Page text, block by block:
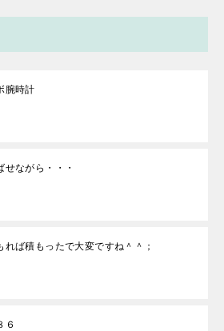
腕時計
せながら・・・
れば積もったで大変ですね＾＾；
６